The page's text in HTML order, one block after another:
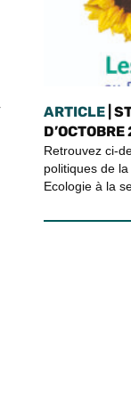
ARTICLE|
Retrouvez ci-
politiques de
Ecologie à la